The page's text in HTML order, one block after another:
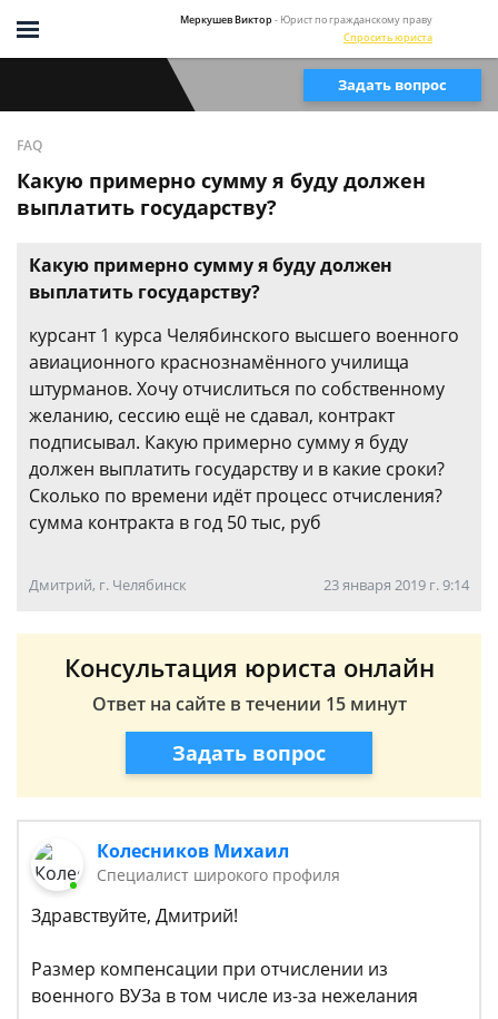
Меркушев Виктор- Юрист по гражданскому праву
Спросить юриста
Задать вопрос
FAQ
Какую примерно сумму я буду должен
выплатить государству?
Какую примерно сумму я буду должен
выплатить государству?
курсант 1 курса Челябинского высшего военного
авиационного краснознамённого училища
штурманов. Хочу отчислиться по собственному
желанию, сессию ещё не сдавал, контракт
подписывал. Какую примерно сумму я буду
должен выплатить государству и в какие сроки?
Сколько по времени идёт процесс отчисления?
сумма контракта в год 50 тыс, руб
Дмитрий, г. Челябинск 23 января 2019 г. 9:14
Консультация юриста онлайн
Ответ на сайте в течении 15 минут
Задать вопрос
Колесников Михаил
Специалист широкого профиля
Здравствуйте, Дмитрий!
Размер компенсации при отчислении из
военного ВУЗа в том числе из-за нежелания